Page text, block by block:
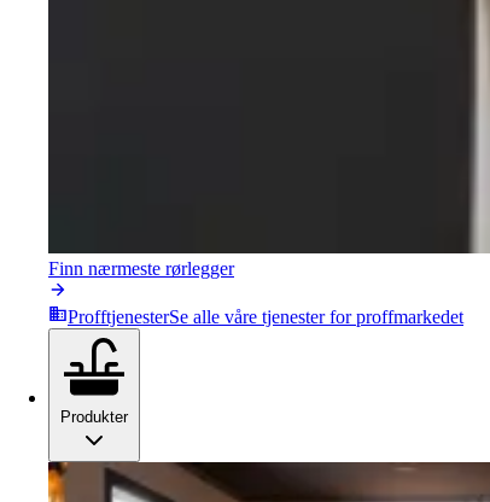
Finn nærmeste rørlegger
ProfftjenesterSe alle våre tjenester for proffmarkedet
Produkter